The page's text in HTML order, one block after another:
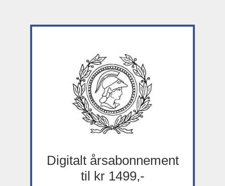
Digitalt årsabonnement
til kr 1499,-